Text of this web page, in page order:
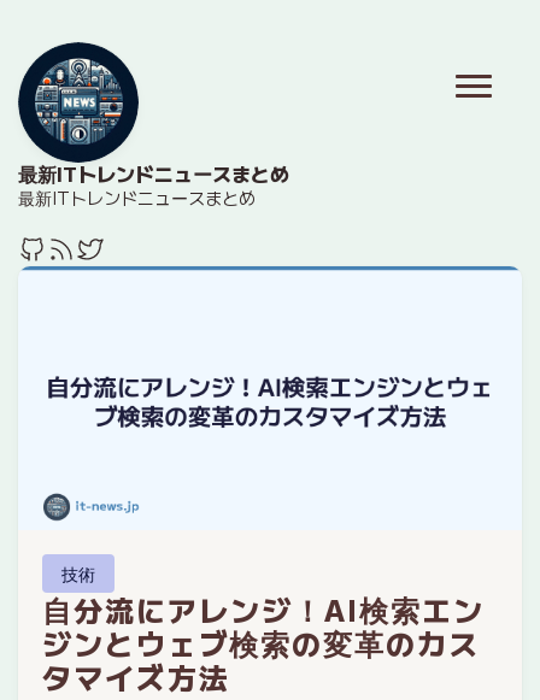
最新ITトレンドニュースまとめ
最新ITトレンドニュースまとめ
技術
自分流にアレンジ！AI検索エン
ジンとウェブ検索の変革のカス
タマイズ方法